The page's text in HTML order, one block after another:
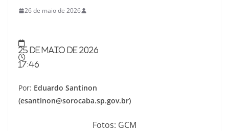
26 de maio de 2026
25 de maio de 2026
17:46
Por: Eduardo Santinon
(esantinon@sorocaba.sp.gov.br)
Fotos: GCM